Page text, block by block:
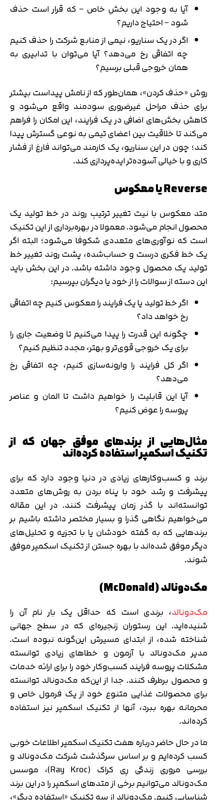
آیا به وجود این بخشِ خاص – که قرار است حذف
شود – احتیاج داریم؟
اگر در یک سناریو، نیمی از منابع شرکت را حذف کنیم
چه اتفاقی رخ می‌دهد؟ آیا می‌توان با تدابیری به
همان خروجی قبلی برسیم؟
روش «حذف کردن»، همان‌طور که از نامش پیداست بیشتر
برای حذف مراحل غیرضروری سودمند واقع می‌شود و
کاهش بخش‌های اضافی در یک فرایند، این امکان را فراهم
می‌کند تا خلاقیت بین اعضای تیمی به نوعی گسترش پیدا
کند؛ چون در این سناریو، یک کارمند می‌تواند فارغ از فشار
کاری و با خیالی آسوده‌تر ایده‌پردازی کند.
Reverse یا معکوس
متد معکوس با نیت تغییر ترتیبِ روند در خط تولید یک
محصول انجام می‌شود. معمولا در بهره‌برداری از این تکنیک
است که نوآوری‌های متعددی شکوفا می‌شود؛ البته اگر
یک خط فکری درست و حساب‌شده، پشت روند تغییر خط
تولید یک محصول وجود داشته باشد. در این بخش باید
این دسته از سوالات را از خود یا دیگران بپرسیم:
اگر خط تولید یا یک فرایند را معکوس کنیم چه اتفاقی
رخ خواهد داد؟
چگونه این قدرت را پیدا می‌کنیم تا وضعیت جاری را
برای یک خروجی قوی‌تر و بهتر، مجدد تنظیم کنیم؟
اگر کل فرایند را وارونه‌سازی کنیم، چه اتفاقی رخ
می‌دهد؟
آیا این قابلیت را خواهیم داشت تا المان و عناصر
پروسه را عوض کنیم؟
مثال‌هایی از برندهای موفق جهان که از
تکنیک اسکمپر استفاده کرده‌اند
برند و کسب‌وکارهای زیادی در دنیا وجود دارد که برای
پیشرفت و رشد خود با پناه بردن به روش‌های متعدد
توانسته‌اند با گذر زمان پیشرفت کنند. در این مقاله
می‌خواهیم نگاهی گذرا و بسیار مختصر داشته باشیم بر
برندهایی که به گفته خودشان یا با تجزیه و تحلیل‌های
دیگر موفق شده‌اند با بهره‌ جستن از تکنیک اسکمپر موفق
شوند.
مک‌دونالد (McDonald)
مک‌دونالد، برندی است که حداقل یک بار نام آن را
شنیده‌اید. این رستوران زنجیره‌ای که در سطح جهانی
شناخته شده، از ابتدای مسیرش این‌گونه نبوده است.
مدیر مک‌دونالد با آزمون و خطاهای زیادی توانسته‌
مشکلات پروسه فرایند کسب‌وکار خود را برای ارائه خدمات
و محصول برطرف کنند. جدا از این‌که مک‌دونالد توانسته
برای محصولات غذایی متنوع خود از یک فرمول خاص و
محرمانه بهره ببرد، آنها از تکنیک اسکمپر نیز استفاده
کرده‌اند.
ما در حال حاضر درباره هفت تکنیک اسکمپر اطلاعات خوبی
کسب کرده‌ایم و بر اساس سرگذشت شرکت مک‌دونالد و
بررسی مروری زندگی رِی کراک (Ray Kroc)، موسس
مک‌دونالد می‌توانیم برخی از متدهای اسکمپر را در این برند
شناسایی کنیم. مک‌دونالد از سه تکنیک «استفاده دیگر»،